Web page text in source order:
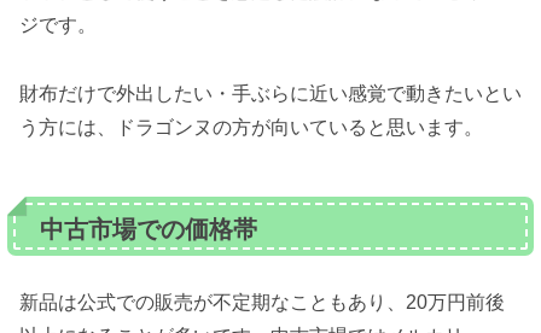
ジです。
財布だけで外出したい・手ぶらに近い感覚で動きたいとい
う方には、ドラゴンヌの方が向いていると思います。
中古市場での価格帯
新品は公式での販売が不定期なこともあり、20万円前後